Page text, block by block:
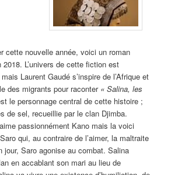
cette nouvelle année, voici un roman
L’univers de cette fiction est
Laurent Gaudé s’inspire de l’Afrique et
des migrants pour raconter « Salina, les
le personnage central de cette histoire ;
de sel, recueillie par le clan Djimba.
passionnément Kano mais la voici
qui, au contraire de l’aimer, la maltraite
jour, Saro agonise au combat. Salina
en accablant son mari au lieu de